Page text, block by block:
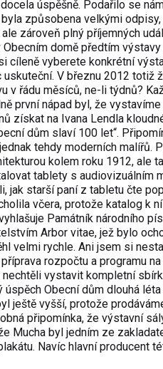
úspěšně. Podařilo se
způsobena velkými
zároveň plný příjemných
Obecním domě předtím
cíleně vyberete konkrétní
V březnu 2012 totiž
v řádu měsíců, ne-li týdnů?
první nápad byl, že
získat na Ivana Lendla
dům slaví 100 let“.
tehdy moderních malířů.
kolem roku 1912, ale
tablety s audiovizuálním
jak starší paní z tabletu čte
včera, protože katalog k
Památník národního
Arbor vitae, jež bylo
velmi rychle. Ani jsem si
rozpočtu a programu
vystavit kompletní
úspěch Obecní dům dlouhá
ještě vyšší, protože
připomínka, že výstavní
Mucha byl jedním ze
Navíc hlavní producent